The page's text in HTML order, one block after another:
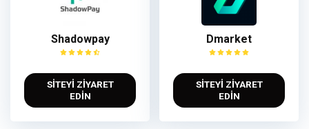
Shadowpay
SİTEYİ ZİYARET
EDİN
Dmarket
SİTEYİ ZİYARET
EDİN